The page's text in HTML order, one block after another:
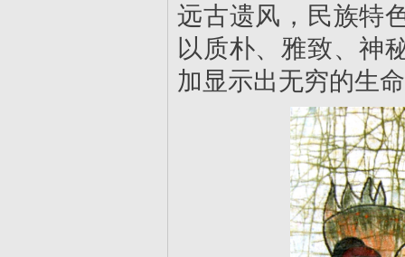
远古遗风，民族特
以质朴、雅致、神
加显示出无穷的生